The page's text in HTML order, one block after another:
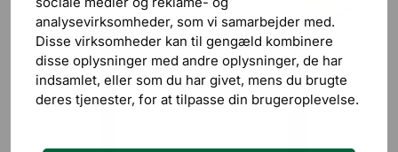
analysevirksomheder, som vi samarbejder med.
Disse virksomheder kan til gengæld kombinere
disse oplysninger med andre oplysninger, de har
indsamlet, eller som du har givet, mens du brugte
deres tjenester, for at tilpasse din brugeroplevelse.